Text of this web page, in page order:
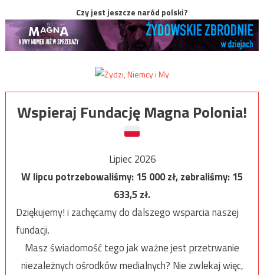
Czy jest jeszcze naród polski?
Wspieraj Fundację Magna Polonia!
Lipiec 2026
W lipcu potrzebowaliśmy:15 000zł, zebraliśmy:15
633,5zł.
Dziękujemy! i zachęcamy do dalszego wsparcia naszej
fundacji.
Masz świadomość tego jak ważne jest przetrwanie
niezależnych ośrodków medialnych? Nie zwlekaj więc,